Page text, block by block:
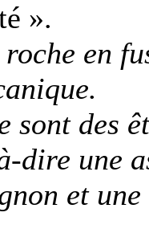
».
en
sont des
dire une
et